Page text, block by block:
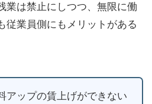
業は禁止にしつつ、無限に働
従業員側にもメリットがある
アップの賃上げができない